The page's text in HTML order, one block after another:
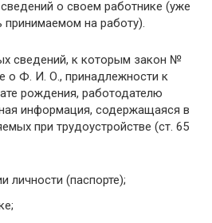
о своем работнике (уже
на работу).
сведений, к которым закон №
о Ф. И. О., принадлежности к
рождения, работодателю
информация, содержащаяся в
при трудоустройстве (ст. 65
личности (паспорте);